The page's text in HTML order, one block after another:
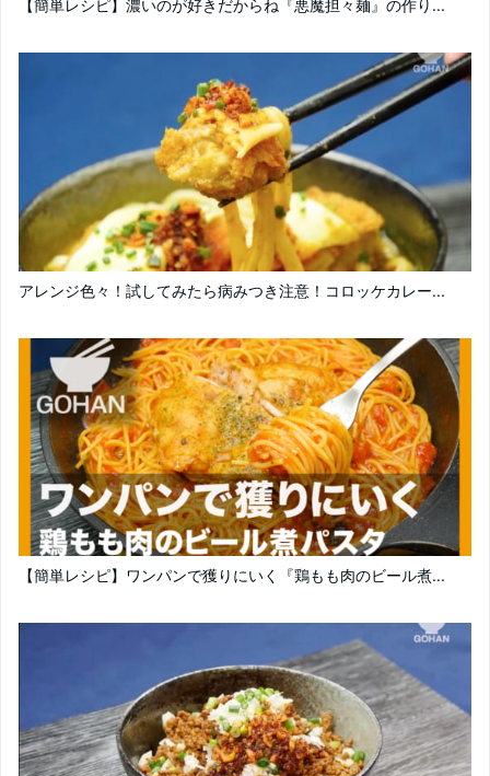
【簡単レシピ】濃いのが好きだからね『悪魔担々麺』の作り...
アレンジ色々！試してみたら病みつき注意！コロッケカレー...
【簡単レシピ】ワンパンで獲りにいく『鶏もも肉のビール煮...